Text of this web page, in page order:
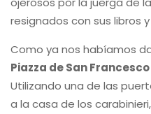
resignados con sus libros
Como ya nos habíamos
Piazza de San Francesco
Utilizando una de las
a la casa de los